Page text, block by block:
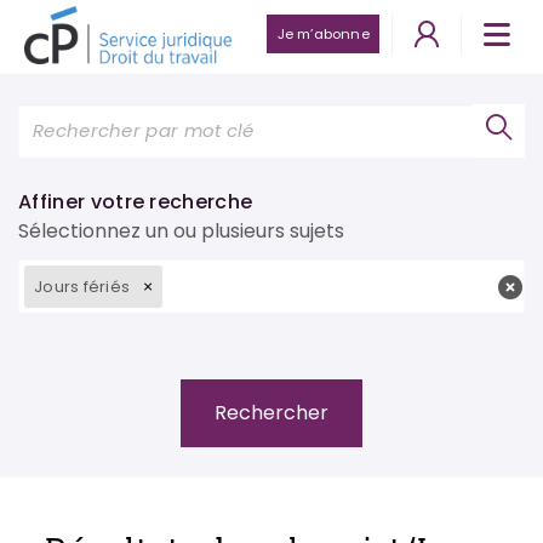
Je m’abonne
Affiner votre recherche
Sélectionnez un ou plusieurs sujets
Jours fériés